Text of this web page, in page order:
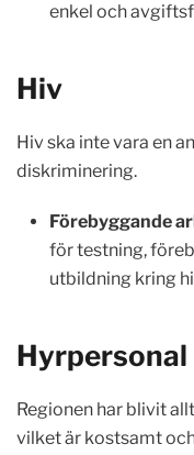
enkel och
Hiv
Hiv ska inte vara en
diskriminering.
Förebyggande
för testning,
utbildning kring
Hyrpersonal
Regionen har blivit
vilket är kostsamt